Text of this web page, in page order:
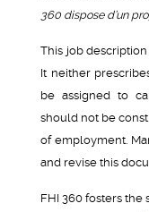
360 dispose d’un
This job
It neither
be assigned to
should not be
of employment.
and revise this
FHI 360 fosters